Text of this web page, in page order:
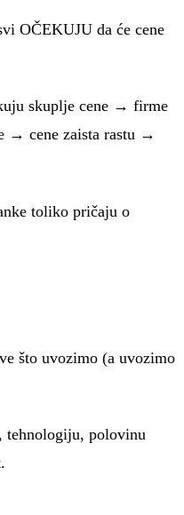
OČEKUJU da će cene
skuplje cene → firme
→ cene zaista rastu →
toliko pričaju o
što uvozimo (a uvozimo
tehnologiju, polovinu